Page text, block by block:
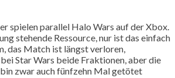
spielen parallel Halo Wars auf der Xbox.
stehende Ressource, nur ist das einfach
das Match ist längst verloren,
Star Wars beide Fraktionen, aber die
bin zwar auch fünfzehn Mal getötet